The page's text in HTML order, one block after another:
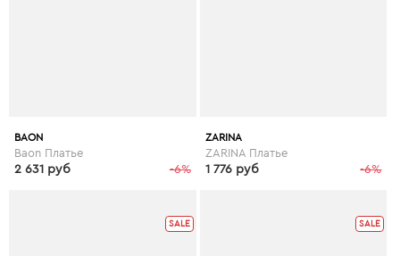
BAON
Baon Платье
-6%
2 631 руб
ZARINA
ZARINA Платье
-6%
1 776 руб
SALE SALE